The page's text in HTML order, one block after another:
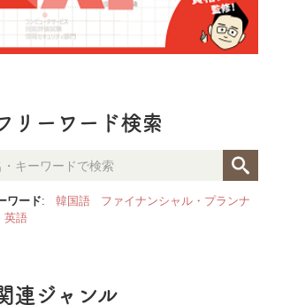
す。潜水士免許が必要となる業務は、水
リーワード検索
ワード: 韓国語
ファイナンシャル・プランナ
英語
連ジャンル